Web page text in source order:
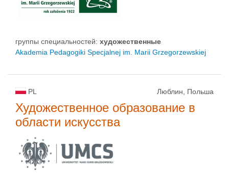
группы специальностей: художественные
Akademia Pedagogiki Specjalnej im. Marii Grzegorzewskiej
PL Люблин, Польша
Художественное образование в
области искусства